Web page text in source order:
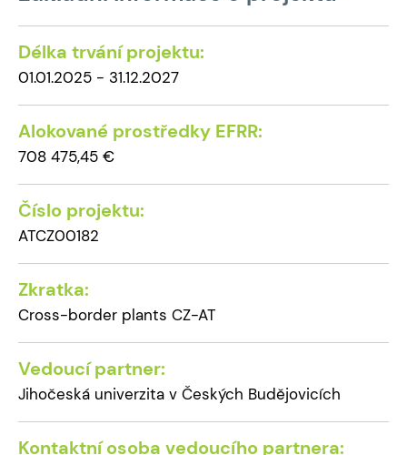
Délka trvání projektu:
01.01.2025 - 31.12.2027
Alokované prostředky EFRR:
708 475,45 €
Číslo projektu:
ATCZ00182
Zkratka:
Cross-border plants CZ-AT
Vedoucí partner:
Jihočeská univerzita v Českých Budějovicích
Kontaktní osoba vedoucího partnera: